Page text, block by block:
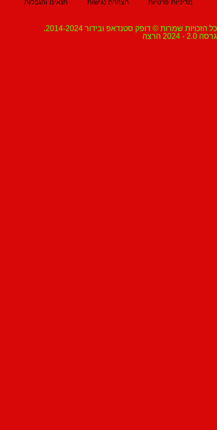
מדיניות פרטיות הצהרת נגישות תנאים והגבלות
שמרות © דופק סטנדאפ ובידור 2014-2024.